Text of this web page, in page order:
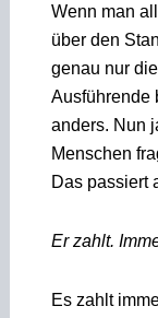
Wenn man
über den
genau nur
Ausführende
anders. Nun
Menschen
Das passiert
Er zahlt.
Es zahlt